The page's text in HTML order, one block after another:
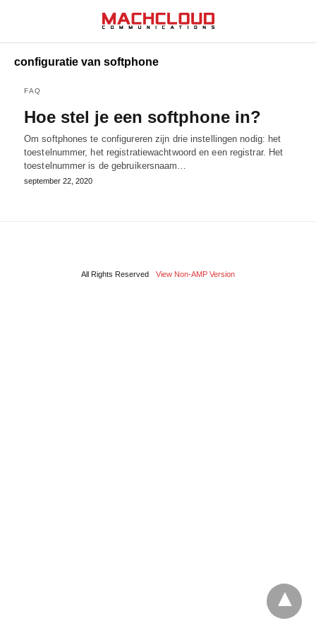
configuratie van softphone
FAQ
Hoe stel je een softphone in?
Om softphones te configureren zijn drie instellingen nodig: het
toestelnummer, het registratiewachtwoord en een registrar. Het
toestelnummer is de gebruikersnaam…
september 22, 2020
All Rights Reserved View Non-AMP Version